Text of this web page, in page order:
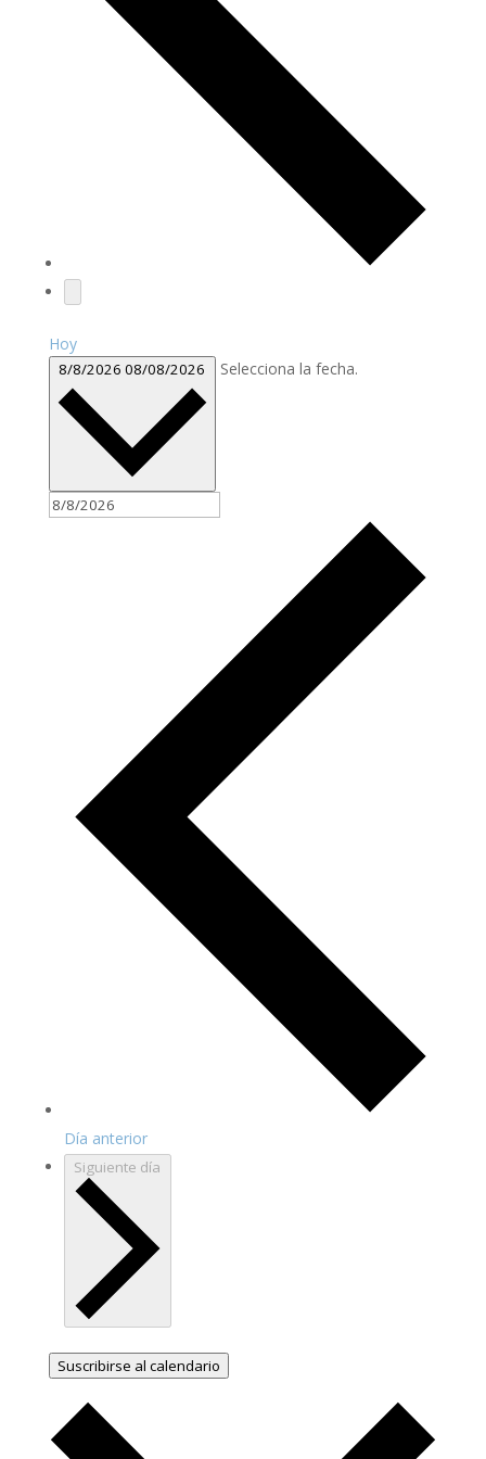
Hoy
8/8/202608/08/2026 Selecciona la fecha.
Día anterior
Siguiente día
Suscribirse al calendario